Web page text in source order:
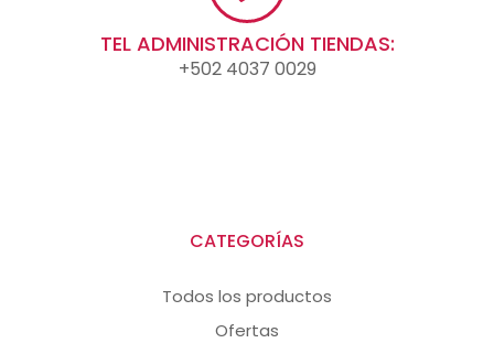
TEL ADMINISTRACIÓN TIENDAS:
+502 4037 0029
CATEGORÍAS
Todos los productos
Ofertas